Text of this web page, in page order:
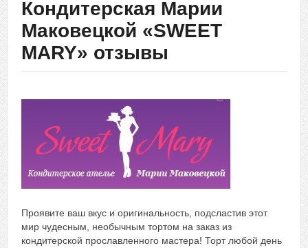
Кондитерская Марии
Маковецкой «SWEET
MARY» отзывы
Проявите ваш вкус и оригинальность, подсластив этот
мир чудесным, необычным тортом на заказ из
кондитерской прославленного мастера! Торт любой день